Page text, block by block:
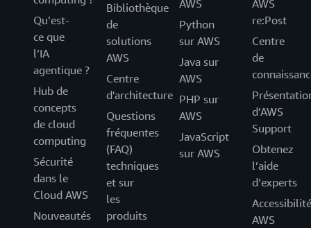
Qu’est-
ce que
l’IA
agentique ?
Hub de
concepts
de cloud
computing
Sécurité
dans le
Cloud AWS
Nouveautés
Bibliothèque
de
solutions
AWS
Centre
d'architecture
Questions
fréquentes
(FAQ)
techniques
et sur
les
produits
AWS
Python
sur AWS
Java sur
AWS
PHP sur
AWS
JavaScript
sur AWS
AWS
re:Post
Centre
de
d’AWS
Support
Obtenez
l’aide
d’experts
Accessibilité
AWS